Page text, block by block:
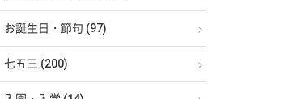
お誕生日・節句 (97)
七五三 (200)